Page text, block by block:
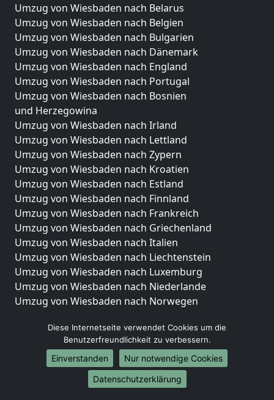
Umzug von Wiesbaden nach Belarus
Umzug von Wiesbaden nach Belgien
Umzug von Wiesbaden nach Bulgarien
Umzug von Wiesbaden nach Dänemark
Umzug von Wiesbaden nach England
Umzug von Wiesbaden nach Portugal
Umzug von Wiesbaden nach Bosnien
und Herzegowina
Umzug von Wiesbaden nach Irland
Umzug von Wiesbaden nach Lettland
Umzug von Wiesbaden nach Zypern
Umzug von Wiesbaden nach Kroatien
Umzug von Wiesbaden nach Estland
Umzug von Wiesbaden nach Finnland
Umzug von Wiesbaden nach Frankreich
Umzug von Wiesbaden nach Griechenland
Umzug von Wiesbaden nach Italien
Umzug von Wiesbaden nach Liechtenstein
Umzug von Wiesbaden nach Luxemburg
Umzug von Wiesbaden nach Niederlande
Umzug von Wiesbaden nach Norwegen
Umzüge-Deutschlandweit
Umzug von Wiesbaden nach Berlin
Umzug von Wiesbaden nach Hamburg
Umzug von Wiesbaden nach München
Umzug von Wiesbaden nach Köln
Diese Internetseite verwendet Cookies um die
Benutzerfreundlichkeit zu verbessern.
Einverstanden
Nur notwendige Cookies
Datenschutzerklärung